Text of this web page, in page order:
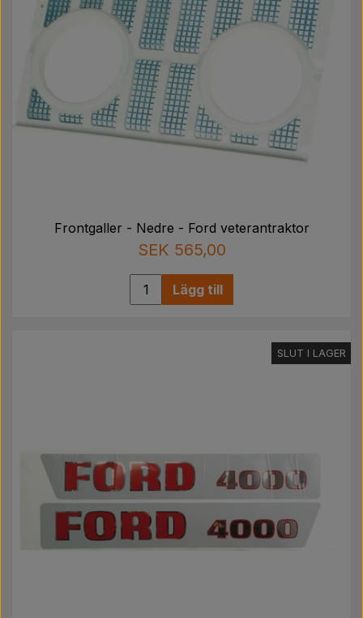
Frontgaller - Nedre - Ford veterantraktor
SEK 565,00
Lägg till
SLUT I LAGER